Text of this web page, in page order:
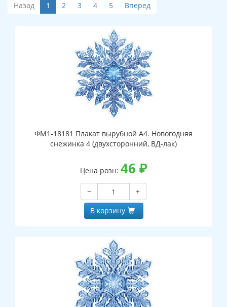
Назад 1 2 3 4 5 Вперед
ФМ1-18181 Плакат вырубной А4. Новогодняя
снежинка 4 (двухсторонний, ВД-лак)
Цена розн: 46 ₽
−
+
В корзину